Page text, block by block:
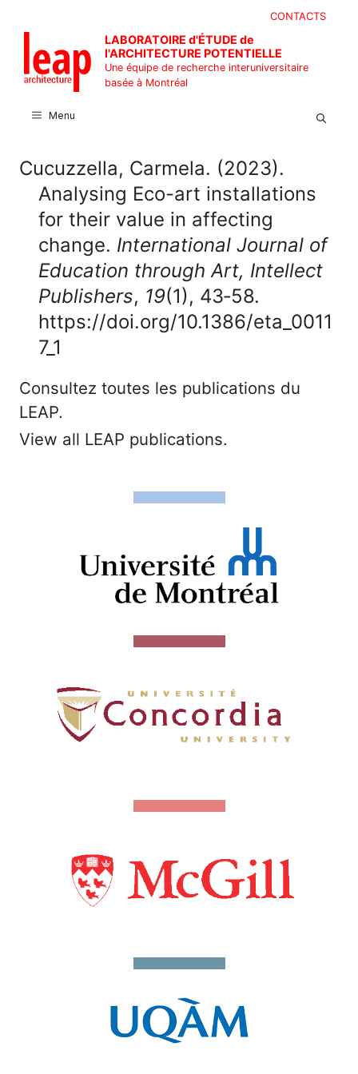
contenu
CONTACTS
LABORATOIRE d'ÉTUDE de
l'ARCHITECTURE POTENTIELLE
Une équipe de recherche interuniversitaire
basée à Montréal
Menu
Cucuzzella, Carmela. (2023).
Analysing Eco-art installations
for their value in affecting
change. International Journal of
Education through Art, Intellect
Publishers, 19(1), 43‑58.
https://doi.org/10.1386/eta_0011
7_1
Consultez toutes les publications du
LEAP.
View all LEAP publications.